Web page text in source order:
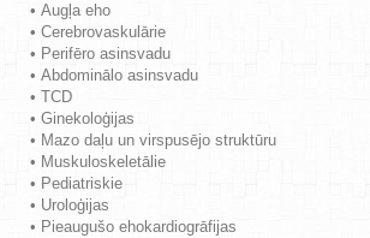
• Augļa eho
• Cerebrovas kulārie
• Perifēro asinsvadu
• Abdominālo asinsvadu
• TCD
• Ginekoloģijas
• Mazo daļu un virspusējo struktūru
• M uskuloskeletālie
• Pediatriskie
• Uroloģijas
• Pieaugušo ehokardiogrāfijas